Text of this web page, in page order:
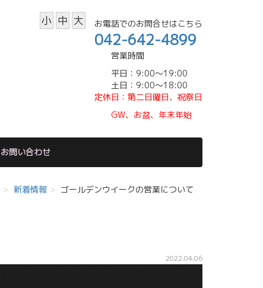
お電話でのお問合せはこちら
042-642-4899
営業時間
平日：9:00～19:00
土日：9:00～18:00
定休日 ：第二日曜日、祝祭日
GW、 お盆、年末年始
小 中 大
お問い合わせ
新着情報 ゴールデンウイークの営業について
2022.04.06